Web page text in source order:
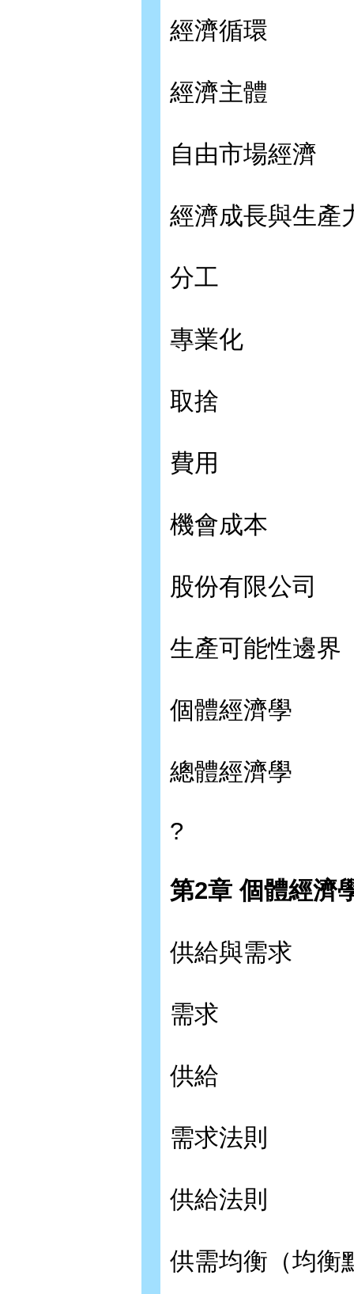
經濟循環
經濟主體
自由市場經濟
經濟成長與生產
分工
專業化
取捨
費用
機會成本
股份有限公司
生產可能性邊界
個體經濟學
總體經濟學
?
第2章 個體經濟
供給與需求
需求
供給
需求法則
供給法則
供需均衡（均衡